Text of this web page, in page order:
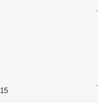
15